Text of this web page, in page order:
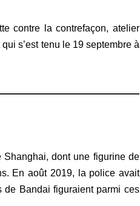
contre la contrefaçon, atelier
s’est tenu le 19 septembre à
dont une figurine de
En août 2019, la police avait
de Bandai figuraient parmi ces